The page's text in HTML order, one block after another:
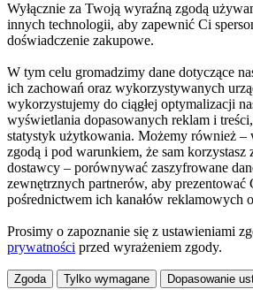
Wyłącznie za Twoją wyraźną zgodą
innych technologii, aby zapewnić Ci
doświadczenie zakupowe.
W tym celu gromadzimy dane dotyczące
ich zachowań oraz wykorzystywanych
wykorzystujemy do ciągłej optymalizacji
wyświetlania dopasowanych reklam i
statystyk użytkowania. Możemy również –
zgodą i pod warunkiem, że sam korzystasz
dostawcy – porównywać zaszyfrowane
zewnętrznych partnerów, aby prezentować
pośrednictwem ich kanałów reklamowych
Prosimy o zapoznanie się z ustawieniami
prywatności przed wyrażeniem zgody.
Zgoda Tylko wymagane Dopasowanie